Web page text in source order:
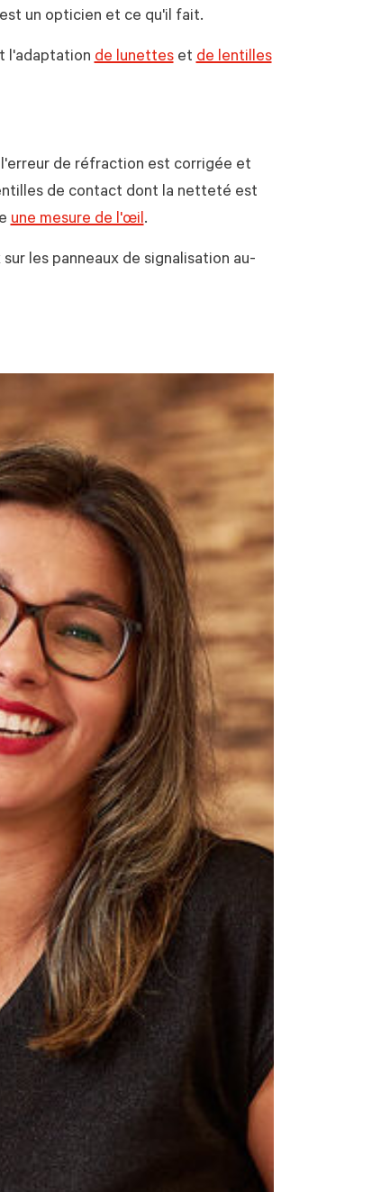
un opticien et ce qu'il fait.
l'adaptationde lunettesetde lentilles
de réfraction est corrigée et
de contact dont la netteté est
une mesure de l'œil.
les panneaux de signalisation au-